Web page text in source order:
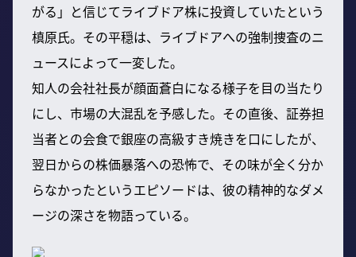
がる」と信じてライブドア株に投資していたという
槙原氏。その平穏は、ライブドアへの強制捜査のニ
ュースによって一変した。
知人の会社社長が顔面蒼白になる様子を目の当たり
にし、市場の大混乱を予感した。その直後、証券担
当者との会食で銀座の高級すき焼きを口にしたが、
翌日からの株価暴落への恐怖で、その味が全く分か
らなかったというエピソードは、彼の精神的なダメ
ージの深さを物語っている。